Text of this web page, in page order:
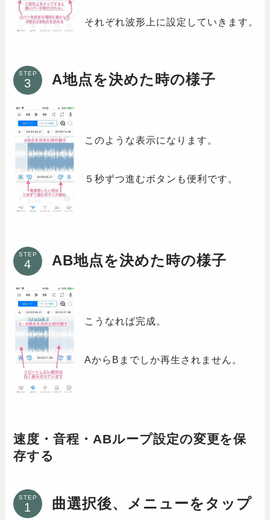
それぞれ波形上に設定していきます。
STEP A地点を決めた時の様子
このような表示になります。
５秒ずつ進むボタンも便利です。
STEP AB地点を決めた時の様子
こうなれば完成。
AからBまでしか再生されません。
速度・音程・ABループ設定の変更を保
存する
STEP 曲選択後、メニューをタップ